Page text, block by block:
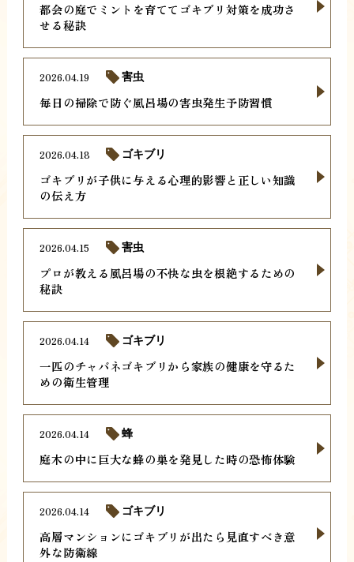
都会の庭でミントを育ててゴキブリ対策を成功さ
せる秘訣
毎日の掃除で防ぐ風呂場の害虫発生予防習慣
2026.04.19 害虫
ゴキブリが子供に与える心理的影響と正しい知識
の伝え方
2026.04.18 ゴキブリ
プロが教える風呂場の不快な虫を根絶するための
秘訣
2026.04.15 害虫
一匹のチャバネゴキブリから家族の健康を守るた
めの衛生管理
2026.04.14 ゴキブリ
庭木の中に巨大な蜂の巣を発見した時の恐怖体験
2026.04.14 蜂
高層マンションにゴキブリが出たら見直すべき意
外な防衛線
2026.04.14 ゴキブリ